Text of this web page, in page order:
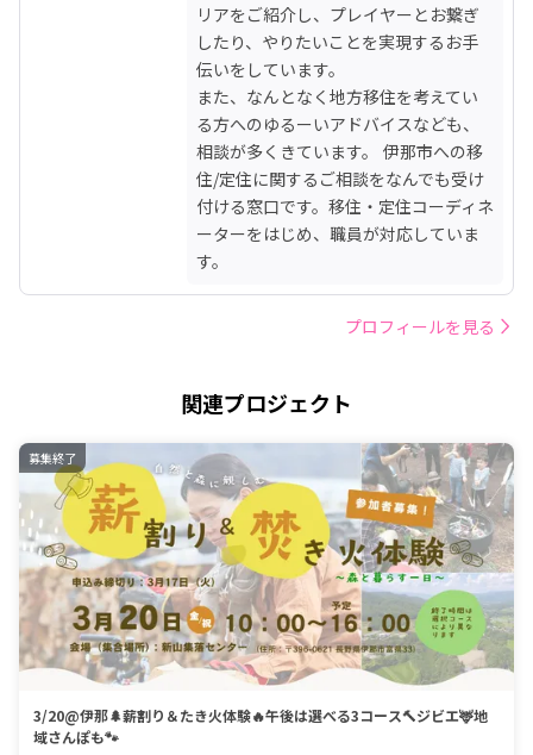
リアをご紹介し、プレイヤーとお繋ぎ
したり、やりたいことを実現するお手
伝いをしています。
また、なんとなく地方移住を考えてい
る方へのゆるーいアドバイスなども、
相談が多くきています。 伊那市への移
住/定住に関するご相談をなんでも受け
付ける窓口です。移住・定住コーディネ
ーターをはじめ、職員が対応していま
す。
プロフィールを見る
関連プロジェクト
募集終了
3/20@伊那🌲薪割り＆たき火体験🔥午後は選べる3コース🔨ジビエ🦌地
域さんぽも🐾